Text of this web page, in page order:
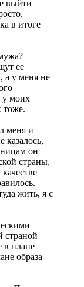
выйти
в итоге
ее
а у меня не
у моих
тоже.
меня и
казалось,
он
страны,
жить, я с
страной
в плане
образа